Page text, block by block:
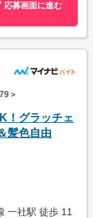
応募画面に進む
＞
！グラッチェ
髪色自由
一社駅 徒歩 11